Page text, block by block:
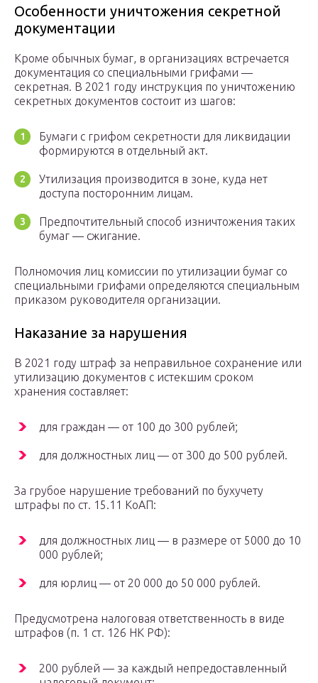
Особенности уничтожения секретной
документации
Кроме обычных бумаг, в организациях встречается
документация со специальными грифами —
секретная. В 2021 году инструкция по уничтожению
секретных документов состоит из шагов:
Бумаги с грифом секретности для ликвидации
формируются в отдельный акт.
Утилизация производится в зоне, куда нет
доступа посторонним лицам.
Предпочтительный способ изничтожения таких
бумаг — сжигание.
Полномочия лиц комиссии по утилизации бумаг со
специальными грифами определяются специальным
приказом руководителя организации.
Наказание за нарушения
В 2021 году штраф за неправильное сохранение или
утилизацию документов с истекшим сроком
хранения составляет:
для граждан — от 100 до 300 рублей;
для должностных лиц — от 300 до 500 рублей.
За грубое нарушение требований по бухучету
штрафы по ст. 15.11 КоАП:
для должностных лиц — в размере от 5000 до 10
000 рублей;
для юрлиц — от 20 000 до 50 000 рублей.
Предусмотрена налоговая ответственность в виде
штрафов (п. 1 ст. 126 НК РФ):
200 рублей — за каждый непредоставленный